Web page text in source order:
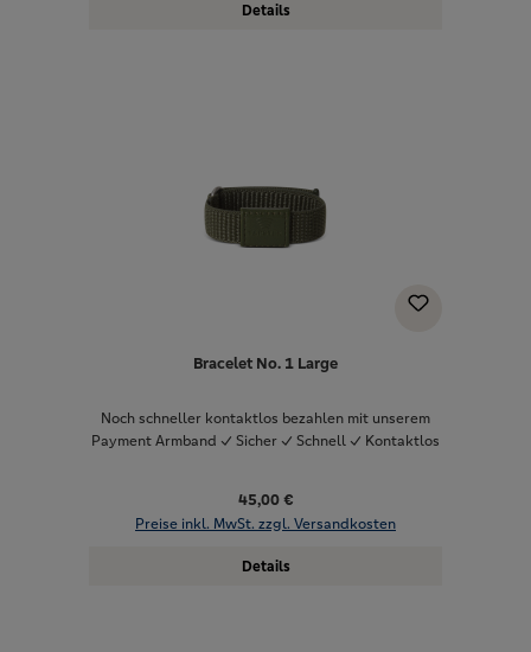
Details
Bracelet No. 1 Large
Noch schneller kontaktlos bezahlen mit unserem
Payment Armband ✓ Sicher ✓ Schnell ✓ Kontaktlos
45,00 €
Preise inkl. MwSt. zzgl. Versandkosten
Details